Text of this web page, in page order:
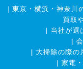
| 東京・横浜・神奈川
買取
| 当社が選
|
| 大掃除の際の
| 家電